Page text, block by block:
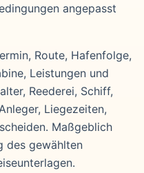
angepasst
Route, Hafenfolge,
Leistungen und
Reederei, Schiff,
Liegezeiten,
Maßgeblich
des gewählten